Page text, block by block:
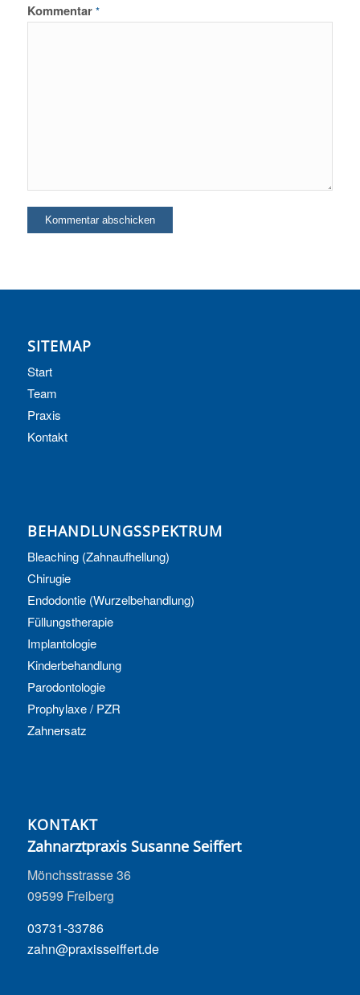
Kommentar *
SITEMAP
Start
Team
Praxis
Kontakt
BEHANDLUNGSSPEKTRUM
Bleaching (Zahnaufhellung)
Chirugie
Endodontie (Wurzelbehandlung)
Füllungstherapie
Implantologie
Kinderbehandlung
Parodontologie
Prophylaxe / PZR
Zahnersatz
KONTAKT
Zahnarztpraxis Susanne Seiffert
Mönchsstrasse 36
09599 Freiberg
03731-33786
zahn@praxisseiffert.de